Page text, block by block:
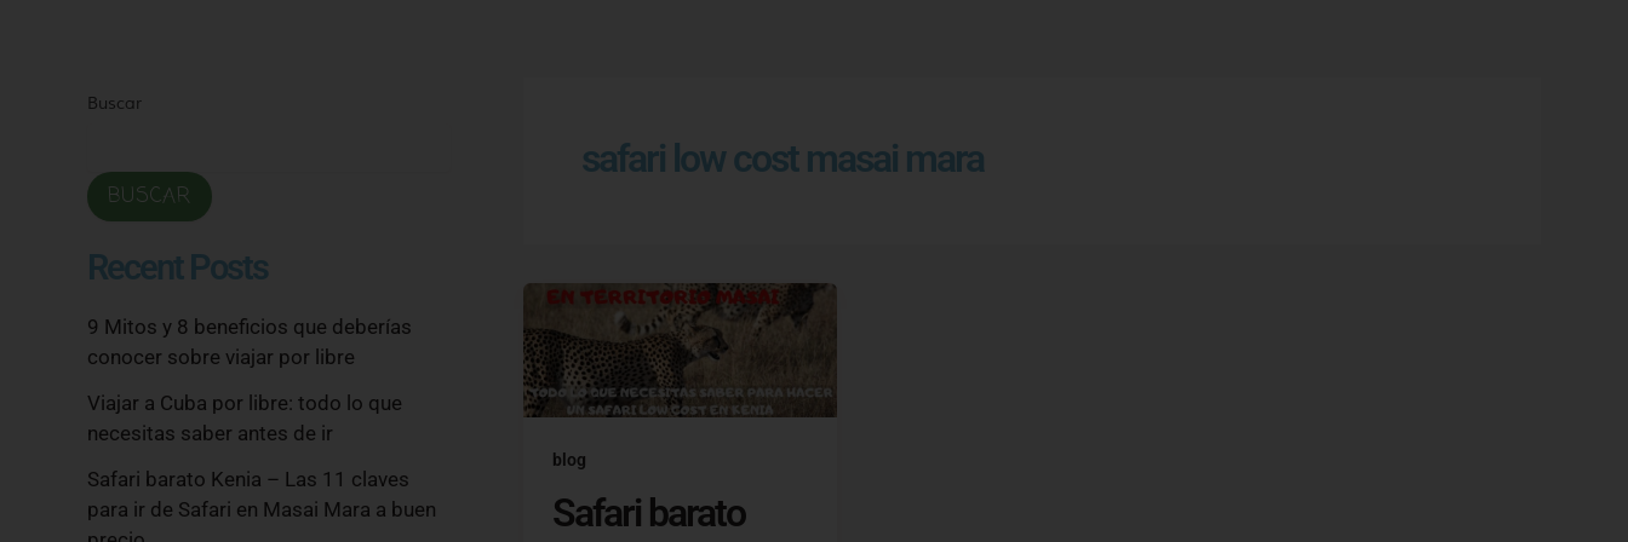
Buscar
BUSCAR
Recent Posts
9 Mitos y 8 beneficios que deberías
conocer sobre viajar por libre
Viajar a Cuba por libre: todo lo que
necesitas saber antes de ir
Safari barato Kenia – Las 11 claves
para ir de Safari en Masai Mara a buen
safari low cost masai mara
blog
Safari barato